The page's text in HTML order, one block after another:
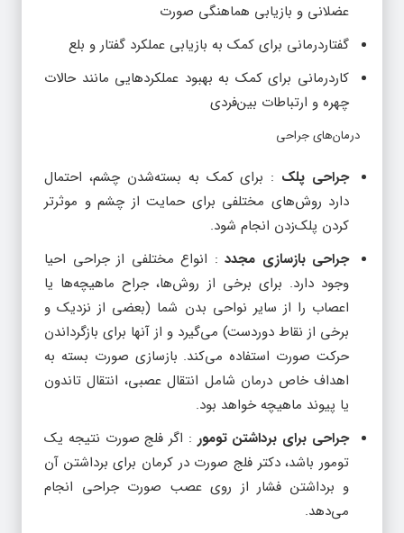
عضلانی و بازیابی هماهنگی صورت
گفتاردرمانی برای کمک به بازیابی عملکرد گفتار و بلع
کاردرمانی برای کمک به بهبود عملکردهایی مانند حالات
چهره و ارتباطات بین‌فردی
درمان‌های جراحی
جراحی پلک : برای کمک به بسته‌شدن چشم، احتمال
دارد روش‌های مختلفی برای حمایت از چشم و موثرتر
کردن پلک‌زدن انجام شود.
جراحی بازسازی مجدد : انواع مختلفی از جراحی احیا
وجود دارد. برای برخی از روش‌ها، جراح ماهیچه‌ها یا
اعصاب را از سایر نواحی بدن شما (بعضی از نزدیک و
برخی از نقاط دوردست) می‌گیرد و از آنها برای بازگرداندن
حرکت صورت استفاده می‌کند. بازسازی صورت بسته به
اهداف خاص درمان شامل انتقال عصبی، انتقال تاندون
یا پیوند ماهیچه خواهد بود.
جراحی برای برداشتن تومور : اگر فلج صورت نتیجه یک
تومور باشد، دکتر فلج صورت در کرمان برای برداشتن آن
و برداشتن فشار از روی عصب صورت جراحی انجام
می‌دهد.